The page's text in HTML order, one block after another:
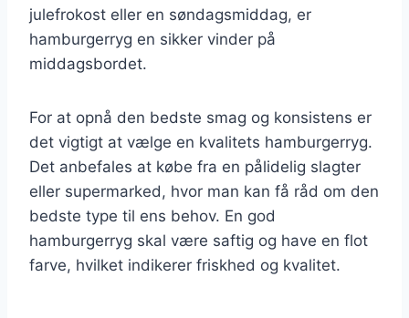
julefrokost eller en søndagsmiddag, er
hamburgerryg en sikker vinder på
middagsbordet.
For at opnå den bedste smag og konsistens er
det vigtigt at vælge en kvalitets hamburgerryg.
Det anbefales at købe fra en pålidelig slagter
eller supermarked, hvor man kan få råd om den
bedste type til ens behov. En god
hamburgerryg skal være saftig og have en flot
farve, hvilket indikerer friskhed og kvalitet.